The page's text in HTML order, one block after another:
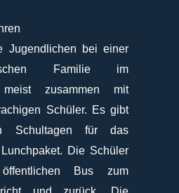
Jugendlichen bei einer
Familie im
meist zusammen mit
Schüler. Es gibt
Schultagen für das
Die Schüler
Bus zum